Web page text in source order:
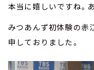
本当に嬉しいですね。
みつあんず初体験の赤
申しておりました。